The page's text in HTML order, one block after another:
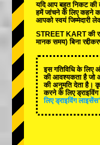
यदि आप बहुत निकट की
हमें जांचने के लिए कहने
आपको स्वयं जिम्मेदारी
STREET KART की
मानक समय) बिना
इस गतिविधि के लिए
की आवश्यकता है जो
की अनुमति देता है।
करने के लिए
लिए ड्राइविंग